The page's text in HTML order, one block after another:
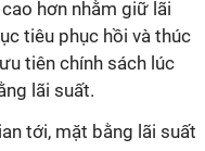
hơn nhằm giữ lãi
tiêu phục hồi và thúc
tiên chính sách lúc
lãi suất.
tới, mặt bằng lãi suất